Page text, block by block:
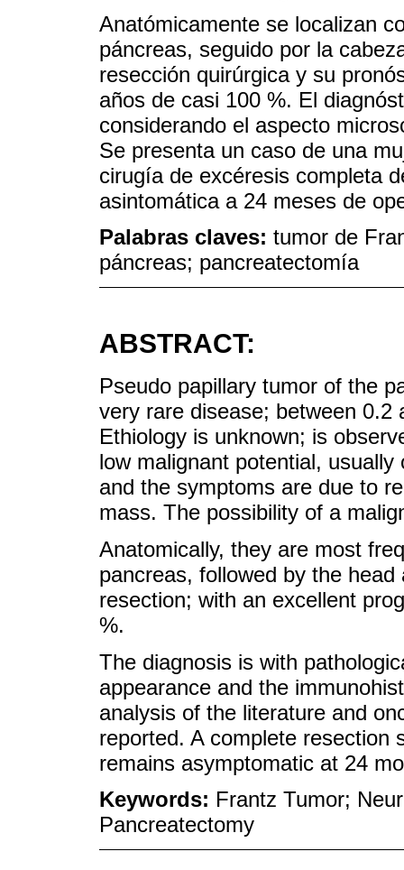
Anatómicamente se localizan
páncreas, seguido por la
resección quirúrgica y su
años de casi 100 %. El
considerando el aspecto
Se presenta un caso de una
cirugía de excéresis completa
asintomática a 24 meses de
Palabras claves: tumor de
páncreas; pancreatectomía
ABSTRACT:
Pseudo papillary tumor of the
very rare disease; between 0.2
Ethiology is unknown; is
low malignant potential,
and the symptoms are due to
mass. The possibility of a
Anatomically, they are most
pancreas, followed by the
resection; with an excellent
%.
The diagnosis is with
appearance and the
analysis of the literature and
reported. A complete resection
remains asymptomatic at 24
Keywords: Frantz Tumor;
Pancreatectomy